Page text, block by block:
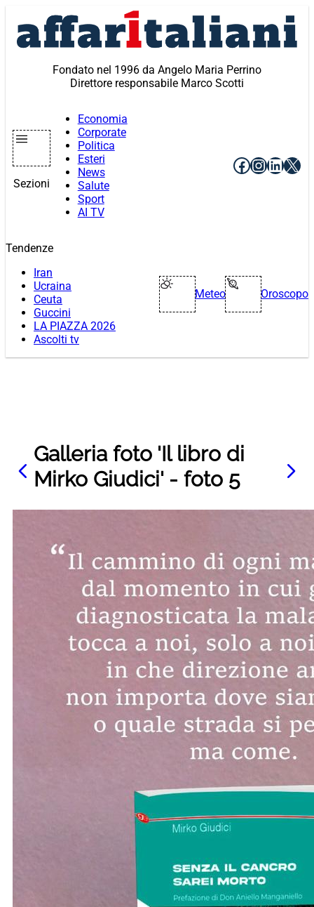
contenuto
Fondato nel 1996 da Angelo Maria Perrino
Direttore responsabile Marco Scotti
Sezioni
Economia
Corporate
Politica
Esteri
News
Salute
Sport
AI TV
Facebook
X
Tendenze
Iran
Ucraina
Ceuta
Guccini
LA PIAZZA 2026
Ascolti tv
Meteo Oroscopo
Galleria foto 'Il libro di
Mirko Giudici' - foto 5